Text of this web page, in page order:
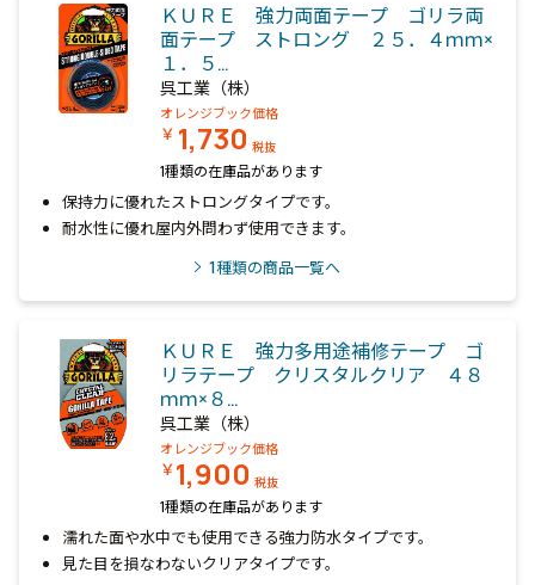
ＫＵＲＥ 強力両面テープ ゴリラ両
面テープ ストロング ２５．４ｍｍ×
１．５…
呉工業（株）
オレンジブック価格
￥ 1,730 税抜
1種類の在庫品があります
保持力に優れたストロングタイプです。
耐水性に優れ屋内外問わず使用できます。
1種類の商品一覧へ
ＫＵＲＥ 強力多用途補修テープ ゴ
リラテープ クリスタルクリア ４８
ｍｍ×８…
呉工業（株）
オレンジブック価格
￥1,900 税抜
1種類の在庫品があります
濡れた面や水中でも使用できる強力防水タイプです。
見た目を損なわないクリアタイプです。